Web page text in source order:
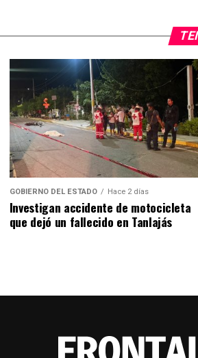
GOBIERNO DEL ESTADO Hace 2 días
Investigan accidente de motocicleta
que dejó un fallecido en Tanlajás